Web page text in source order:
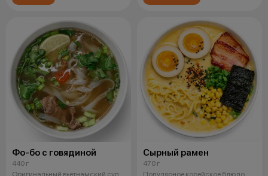
Фо-бо с говядиной
440 г
Оригинальный вьетнамский суп,
Сырный рамен
470 г
Популярное корейское блюдо,